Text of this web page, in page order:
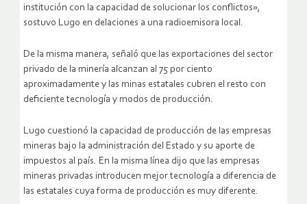
institución con la capacidad de solucionar los conflictos»,
sostuvo Lugo en delaciones a una radioemisora local.
De la misma manera, señaló que las exportaciones del sector
privado de la minería alcanzan al 75 por ciento
aproximadamente y las minas estatales cubren el resto con
deficiente tecnología y modos de producción.
Lugo cuestionó la capacidad de producción de las empresas
mineras bajo la administración del Estado y su aporte de
impuestos al país. En la misma línea dijo que las empresas
mineras privadas introducen mejor tecnología a diferencia de
las estatales cuya forma de producción es muy diferente.